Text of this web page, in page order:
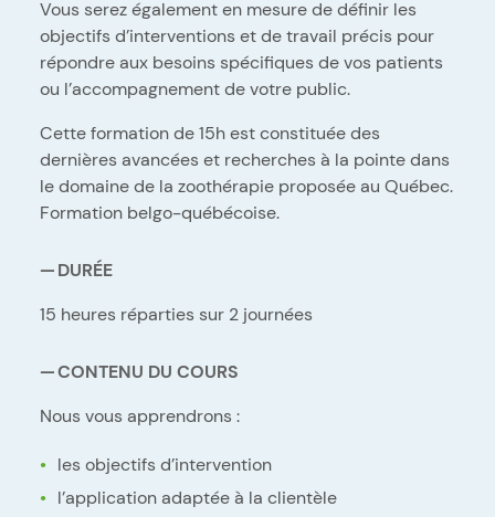
Vous serez également en mesure de définir les
objectifs d’interventions et de travail précis pour
répondre aux besoins spécifiques de vos patients
ou l’accompagnement de votre public.
Cette formation de 15h est constituée des
dernières avancées et recherches à la pointe dans
le domaine de la zoothérapie proposée au Québec.
Formation belgo-québécoise.
DURÉE
15 heures réparties sur 2 journées
CONTENU DU COURS
Nous vous apprendrons :
les objectifs d’intervention
l’application adaptée à la clientèle